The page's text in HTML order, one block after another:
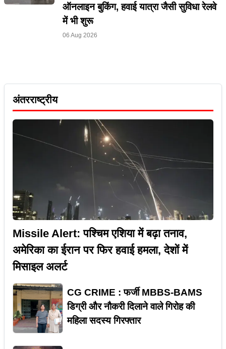
ऑनलाइन बुकिंग, हवाई यात्रा जैसी सुविधा रेलवे
में भी शुरू
06 Aug 2026
अंतरराष्ट्रीय
Missile Alert: पश्चिम एशिया में बढ़ा तनाव,
अमेरिका का ईरान पर फिर हवाई हमला, देशों में
मिसाइल अलर्ट
CG CRIME : फर्जी MBBS-BAMS
डिग्री और नौकरी दिलाने वाले गिरोह की
महिला सदस्य गिरफ्तार